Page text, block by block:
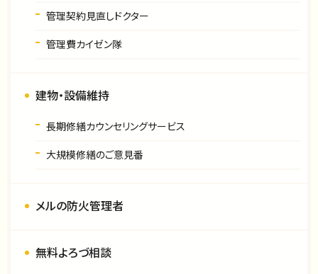
管理契約見直しドクター
管理費カイゼン隊
建物・設備維持
長期修繕カウンセリングサービス
大規模修繕のご意見番
メルの防火管理者
無料よろづ相談